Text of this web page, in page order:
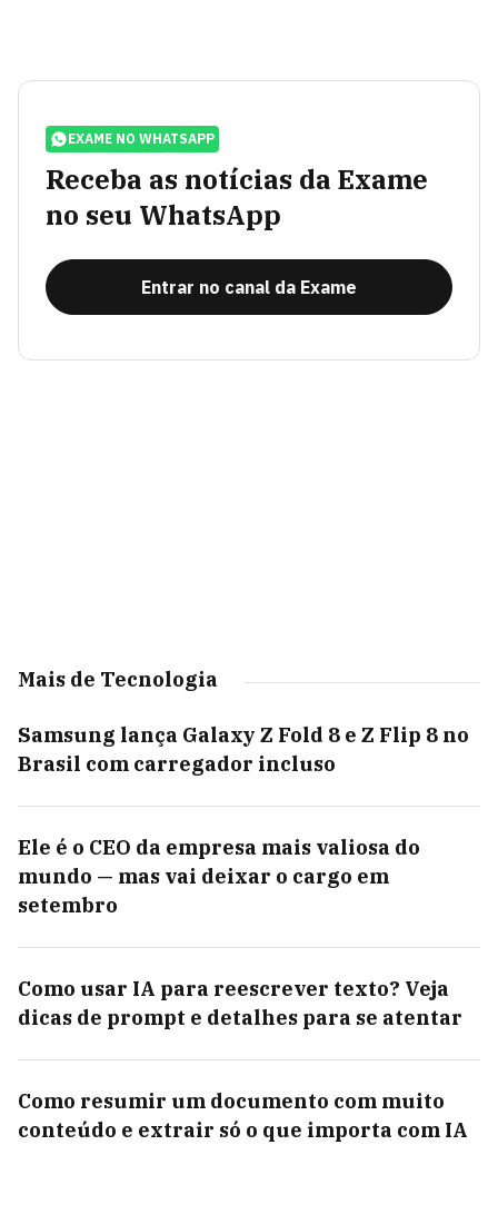
EXAME NO WHATSAPP
Receba as notícias da Exame
no seu WhatsApp
Entrar no canal da Exame
Mais de Tecnologia
Samsung lança Galaxy Z Fold 8 e Z Flip 8 no
Brasil com carregador incluso
Ele é o CEO da empresa mais valiosa do
mundo — mas vai deixar o cargo em
setembro
Como usar IA para reescrever texto? Veja
dicas de prompt e detalhes para se atentar
Como resumir um documento com muito
conteúdo e extrair só o que importa com IA